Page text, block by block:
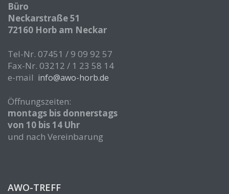
Büro
Neckarstraße 51
72160 Horb am Neckar
Tel-Nr. 07451 / 9 09 92 57
Fax-Nr. 03212 / 1 23 58 14
e-mail info@awo-horb.de
Öffnungszeiten:
montags bis donnerstags
von 10 bis 14 Uhr
und nach Vereinbarung
AWO-TREFF